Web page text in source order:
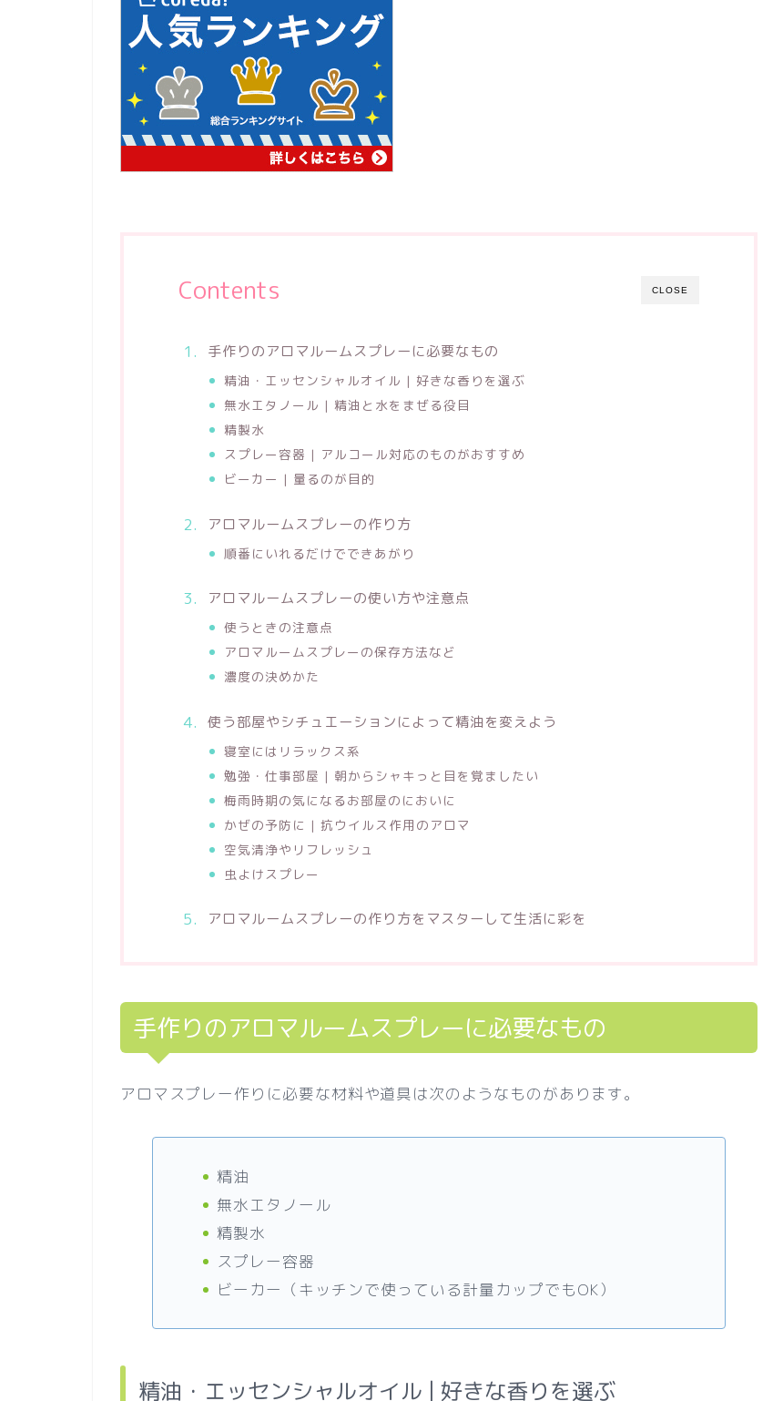
CLOSE
Contents
手作りのアロマルームスプレーに必要なもの
精油・エッセンシャルオイル | 好きな香りを選ぶ
無水エタノール | 精油と水をまぜる役目
精製水
スプレー容器 | アルコール対応のものがおすすめ
ビーカー | 量るのが目的
アロマルームスプレーの作り方
順番にいれるだけでできあがり
アロマルームスプレーの使い方や注意点
使うときの注意点
アロマルームスプレーの保存方法など
濃度の決めかた
使う部屋やシチュエーションによって精油を変えよう
寝室にはリラックス系
勉強・仕事部屋 | 朝からシャキっと目を覚ましたい
梅雨時期の気になるお部屋のにおいに
かぜの予防に | 抗ウイルス作用のアロマ
空気清浄やリフレッシュ
虫よけスプレー
アロマルームスプレーの作り方をマスターして生活に彩を
手作りのアロマルームスプレーに必要なもの
アロマスプレー作りに必要な材料や道具は次のようなものがあります。
精油
無水エタノール
精製水
スプレー容器
ビーカー（キッチンで使っている計量カップでもOK）
精油・エッセンシャルオイル | 好きな香りを選ぶ